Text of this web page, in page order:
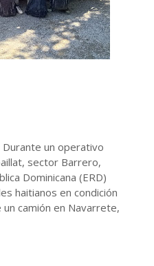
Durante un operativo
sector Barrero,
Dominicana (ERD)
haitianos en condición
camión en Navarrete,